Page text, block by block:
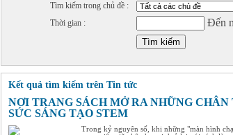
Tìm kiếm trong chủ đề :
Thời gian :
Đến
Kết quả tìm kiếm trên Tin tức
NƠI TRANG SÁCH MỞ RA NHỮNG
SỨC SÁNG TẠO STEM
Trong kỷ nguyên số, khi những "màn hình